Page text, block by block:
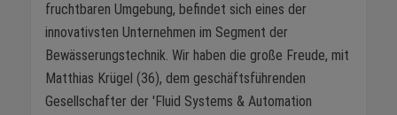
fruchtbaren Umgebung, befindet sich eines der
innovativsten Unternehmen im Segment der
Bewässerungstechnik. Wir haben die große Freude, mit
Matthias Krügel (36), dem geschäftsführenden
Gesellschafter der 'Fluid Systems & Automation